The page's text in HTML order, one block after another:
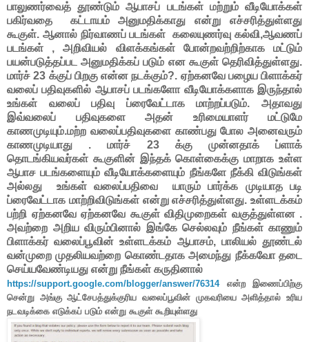
பாலுணர்வைத் தூண்டும் ஆபாசப் படங்கள் மற்றும் வீடியோக்கள்
பகிர்வதை கட்டாயம் அனுமதிக்காது என்று எச்சரித்துள்ளது
கூகுள். ஆனால் நிர்வாணப் படங்கள் கலையுணர்வு கல்வி,ஆவணப்
படங்கள் , அறிவியல் விளக்கங்கள் போன்றவற்றிற்காக மட்டும்
பயன்படுத்தப்பட அனுமதிக்கப் படும் என கூகுள் தெரிவித்துள்ளது.
மார்ச் 23 க்குப் பிறகு என்ன நடக்கும்?. ஏற்கனவே பழைய பிளாக்கர்
வலைப் பதிவுகளில் ஆபாசப் படங்களோ வீடியோக்களாக இருந்தால்
உங்கள் வலைப் பதிவு ப்ரைவேட்டாக மாற்றப்படும். அதாவது
இவ்வலைப் பதிவுகளை அதன் உரிமையாளர் மட்டுமே
காணமுடியும்.மற்ற வலைப்பதிவுகளை காண்பது போல அனைவரும்
காணமுடியாது . மார்ச் 23 க்கு முன்னதாக் ப்ளாக்
தொடங்கியவர்கள் கூகுளின் இந்தக் கொள்கைக்கு மாறாக உள்ள
ஆபாச படங்களையும் வீடியோக்களையும் நீங்களே நீக்கி விடுங்கள்
அல்லது உங்கள் வலைப்பதிவை யாரும் பார்க்க முடியாத படி
ப்ரைவேட்டாக மாற்றிவிடுங்கள் என்று எச்சரித்துள்ளது. உள்ளடக்கம்
பற்றி ஏற்கனவே ஏற்கனவே கூகுள் விதிமுறைகள் வகுத்துள்ளன .
அவற்றை அறிய விரும்பினால் இங்கே செல்லவும் நீங்கள் காணும்
பிளாக்கர் வலைப்பூவின் உள்ளடக்கம் ஆபாசம், பாலியல் தூண்டல்
வன்முறை முதலியவற்றை கொண்டதாக அமைந்து நீக்கவோ தடை
செய்யவேண்டியது என்று நீங்கள் கருதினால்
https://support.google.com/blogger/answer/76314என்ற இணைப்பிற்கு
சென்று அங்கு ஆட்சேபத்துக்குரிய வலைப்பூவின் முகவரியை அளித்தால் உரிய
நடவடிக்கை எடுக்கப் படும் என்று கூகுள் கூறியுள்ளது